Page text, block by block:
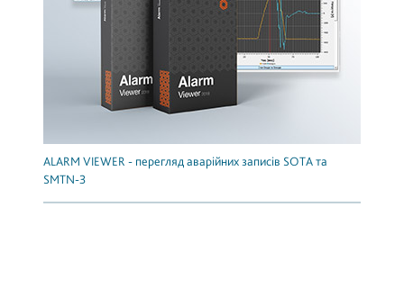
ALARM VIEWER - перегляд аварійних записів SOTA та
SMTN-3